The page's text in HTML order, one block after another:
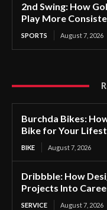
2nd Swing: How
Play More
SPORTS August 7, 2026
Burchda Bikes:
Bike for Your
BIKE August 7, 2026
Dribbble: How
Projects Into
SERVICE August 7, 2026